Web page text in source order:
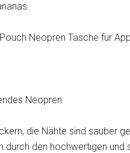
Neopren Tasche für
Neopren
die Nähte sind sauber
den hochwertigen und